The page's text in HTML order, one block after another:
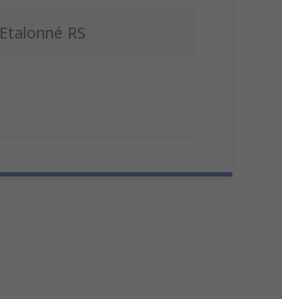
Etalonné RS